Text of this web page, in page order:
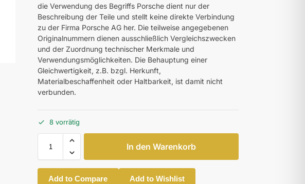
die Verwendung des Begriffs Porsche dient nur der
Beschreibung der Teile und stellt keine direkte Verbindung
zu der Firma Porsche AG her. Die teilweise angegebenen
Originalnummern dienen ausschließlich Vergleichszwecken
und der Zuordnung technischer Merkmale und
Verwendungsmöglichkeiten. Die Behauptung einer
Gleichwertigkeit, z.B. bzgl. Herkunft,
Materialbeschaffenheit oder Haltbarkeit, ist damit nicht
verbunden.
8 vorrätig
In den Warenkorb
Add to Compare Add to Wishlist